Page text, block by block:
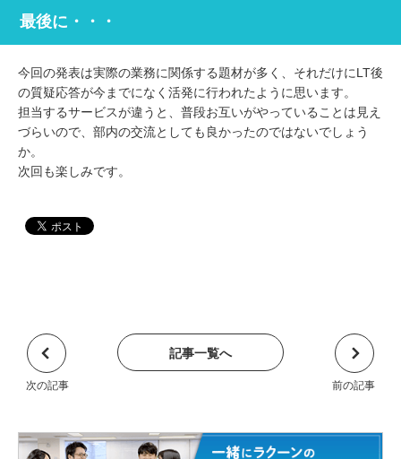
最後に・・・
今回の発表は実際の業務に関係する題材が多く、それだけにLT後
の質疑応答が今までになく活発に行われたように思います。
担当するサービスが違うと、普段お互いがやっていることは見え
づらいので、部内の交流としても良かったのではないでしょう
か。
次回も楽しみです。
記事一覧へ